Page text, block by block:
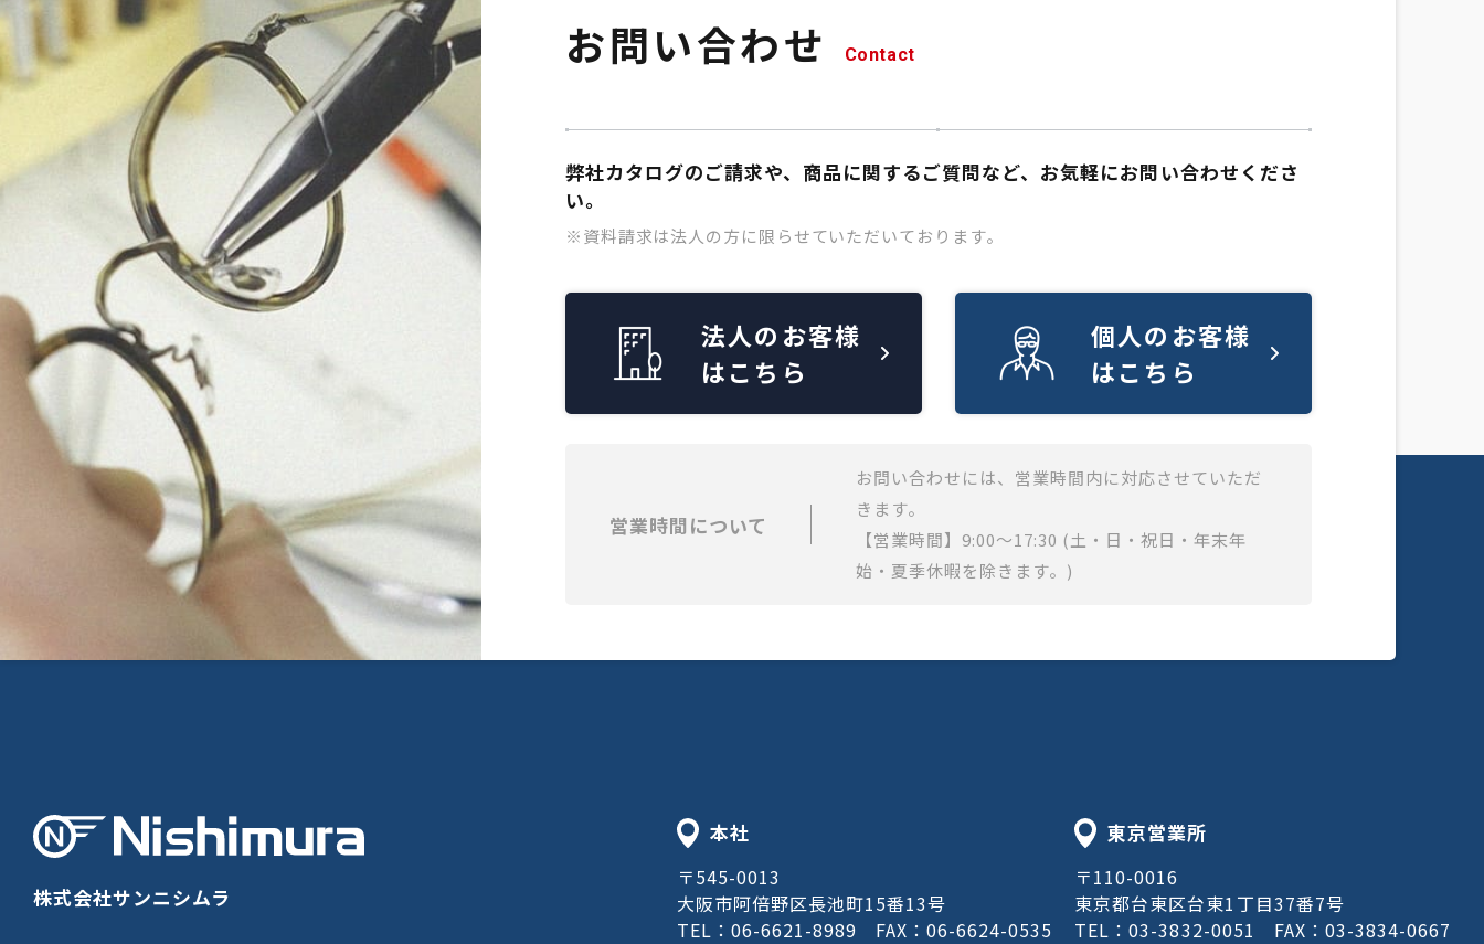
お問い合わせ Contact
弊社カタログのご請求や、商品に関するご質問など、お気軽にお問い合わせくださ
い。
※資料請求は法人の方に限らせていただいております。
法人のお客様
はこちら
個人のお客様
はこちら
営業時間について
お問い合わせには、営業時間内に対応させていただ
きます。
【営業時間】9:00～17:30 (土・日・祝日・年末年
始・夏季休暇を除きます。)
株式会社サンニシムラ
本社
〒545-0013
大阪市阿倍野区長池町15番13号
TEL：06-6621-8989 FAX：06-6624-0535
東京営業所
〒110-0016
東京都台東区台東1丁目37番7号
TEL：03-3832-0051 FAX：03-3834-0667